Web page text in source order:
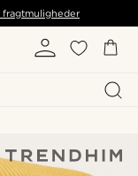
fragtmuligheder